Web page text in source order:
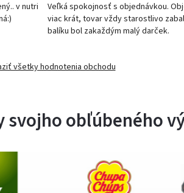
v nutri
Veľká spokojnosť s objednávkou.
viac krát, tovar vždy starostlivo
balíku bol zakaždým malý darček.
všetky hodnotenia obchodu
svojho obľúbeného